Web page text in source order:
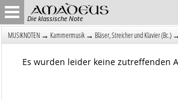
Die klassische Note
MUSIKNOTEN → Kammermusik → Bläser, Streicher und Klavier (Bc.)
Es wurden leider keine zutreffenden